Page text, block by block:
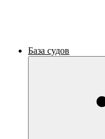
База судов